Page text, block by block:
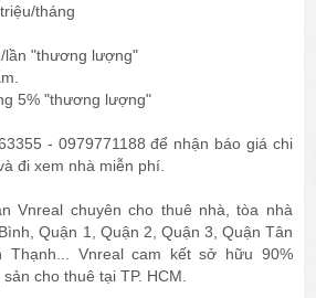
tháng
lần "thương lượng"
5% "thương lượng"
- 0979771188 để nhận báo giá chi
đi xem nhà miễn phí.
Vnreal chuyên cho thuê nhà, tòa nhà
Quận 1, Quận 2, Quận 3, Quận Tân
Thạnh... Vnreal cam kết sở hữu 90%
cho thuê tại TP. HCM.